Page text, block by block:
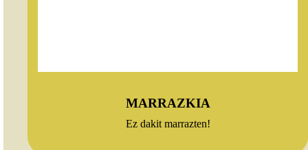
MARRAZKIA
Ez dakit marrazten!